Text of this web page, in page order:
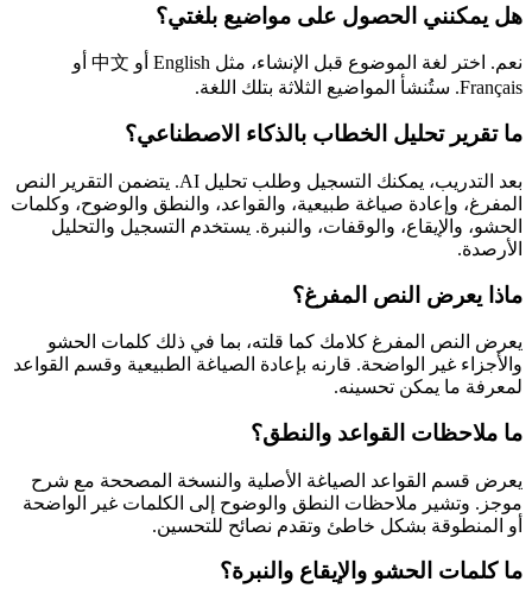
هل يمكنني الحصول على مواضيع بلغتي؟
نعم. اختر لغة الموضوع قبل الإنشاء، مثل English أو 中文 أو
Français. ستُنشأ المواضيع الثلاثة بتلك اللغة.
ما تقرير تحليل الخطاب بالذكاء الاصطناعي؟
بعد التدريب، يمكنك التسجيل وطلب تحليل AI. يتضمن التقرير النص
المفرغ، وإعادة صياغة طبيعية، والقواعد، والنطق والوضوح، وكلمات
الحشو، والإيقاع، والوقفات، والنبرة. يستخدم التسجيل والتحليل
الأرصدة.
ماذا يعرض النص المفرغ؟
يعرض النص المفرغ كلامك كما قلته، بما في ذلك كلمات الحشو
والأجزاء غير الواضحة. قارنه بإعادة الصياغة الطبيعية وقسم القواعد
لمعرفة ما يمكن تحسينه.
ما ملاحظات القواعد والنطق؟
يعرض قسم القواعد الصياغة الأصلية والنسخة المصححة مع شرح
موجز. وتشير ملاحظات النطق والوضوح إلى الكلمات غير الواضحة
أو المنطوقة بشكل خاطئ وتقدم نصائح للتحسين.
ما كلمات الحشو والإيقاع والنبرة؟